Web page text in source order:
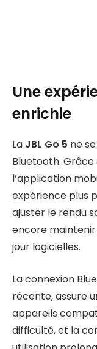
Une
enrichie
La JBL Go 5 ne
Bluetooth.
l’application
expérience plus
ajuster le rendu
encore maintenir
jour logicielles.
La connexion
récente, assure
appareils
difficulté, et la